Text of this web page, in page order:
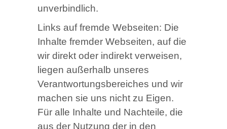
unverbindlich.
Links auf fremde Webseiten: Die
Inhalte fremder Webseiten, auf die
wir direkt oder indirekt verweisen,
liegen außerhalb unseres
Verantwortungsbereiches und wir
machen sie uns nicht zu Eigen.
Für alle Inhalte und Nachteile, die
aus der Nutzung der in den